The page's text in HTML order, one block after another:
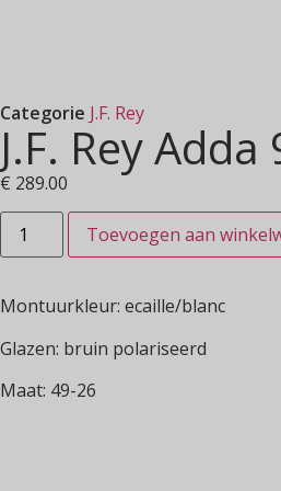
Categorie J.F. Rey
J.F. Rey
€ 289.00
Toevoegen aan
Montuurkleur: ecaille/blanc
Glazen: bruin polariseerd
Maat: 49-26